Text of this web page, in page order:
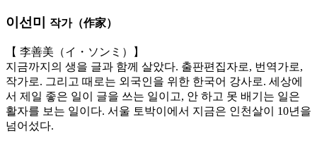
이선미 작가（作家）
【 李善美（イ・ソンミ）】
지금까지의 생을 글과 함께 살았다. 출판편집자로, 번역가로,
작가로. 그리고 때로는 외국인을 위한 한국어 강사로. 세상에
서 제일 좋은 일이 글을 쓰는 일이고, 안 하고 못 배기는 일은
활자를 보는 일이다. 서울 토박이에서 지금은 인천살이 10년을
넘어섰다.